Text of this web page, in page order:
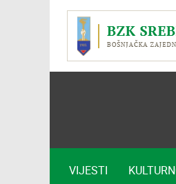
VIJESTI